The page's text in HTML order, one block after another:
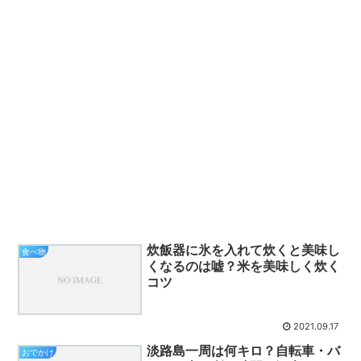
食べ物
炊飯器に氷を入れて炊くと美味し
くなるのは嘘？米を美味しく炊く
コツ
2021.09.17
おでかけ
淡路島一周は何キロ？自転車・バ